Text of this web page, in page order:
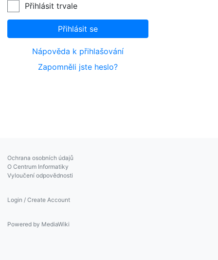
Přihlásit trvale
Přihlásit se
Nápověda k přihlašování
Zapomněli jste heslo?
Ochrana osobních údajů
O Centrum Informatiky
Vyloučení odpovědnosti
Login / Create Account
Powered by MediaWiki